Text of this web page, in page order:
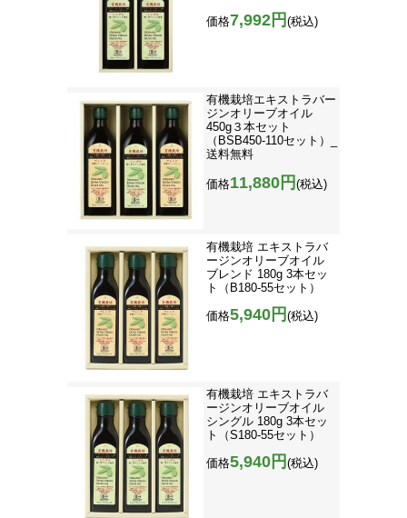
価格7,992円 (税込)
有機栽培エキストラバー
ジンオリーブオイル
450g３本セット
（BSB450-110セット）_
送料無料
価格11,880円 (税込)
有機栽培 エキストラバ
ージンオリーブオイル
ブレンド 180g 3本セッ
ト（B180-55セット）
価格5,940円 (税込)
有機栽培 エキストラバ
ージンオリーブオイル
シングル 180g 3本セッ
ト（S180-55セット）
価格5,940円 (税込)